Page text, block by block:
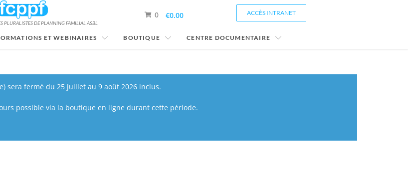
PLURALISTES DE PLANNING FAMILIAL ASBL
0 €0.00 ACCÈS INTRANET
ET WEBINAIRES BOUTIQUE CENTRE DOCUMENTAIRE
sera fermé du 25 juillet au 9 août 2026 inclus.
possible via la boutique en ligne durant cette période.